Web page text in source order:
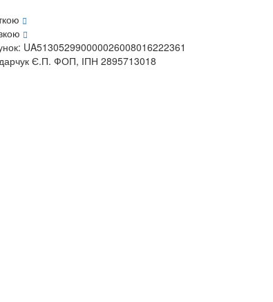
UA513052990000026008016222361
Є.П. ФОП, ІПН 2895713018